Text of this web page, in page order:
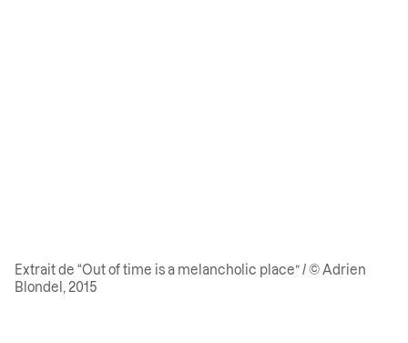
Extrait de “Out of time is a melancholic place” / © Adrien
Blondel, 2015